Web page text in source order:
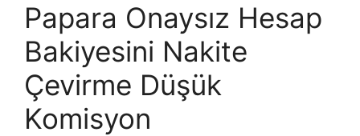
Papara Onaysız Hesap
Bakiyesini Nakite
Çevirme Düşük
Komisyon